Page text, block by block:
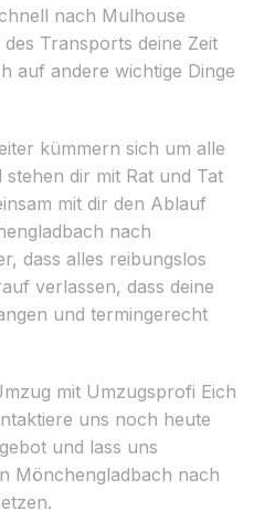
nach Mulhouse
Transports deine Zeit
auf andere wichtige Dinge
kümmern sich um alle
stehen dir mit Rat und Tat
mit dir den Ablauf
nach
dass alles reibungslos
verlassen, dass deine
und termingerecht
mit Umzugsprofi Eich
uns noch heute
und lass uns
Mönchengladbach nach